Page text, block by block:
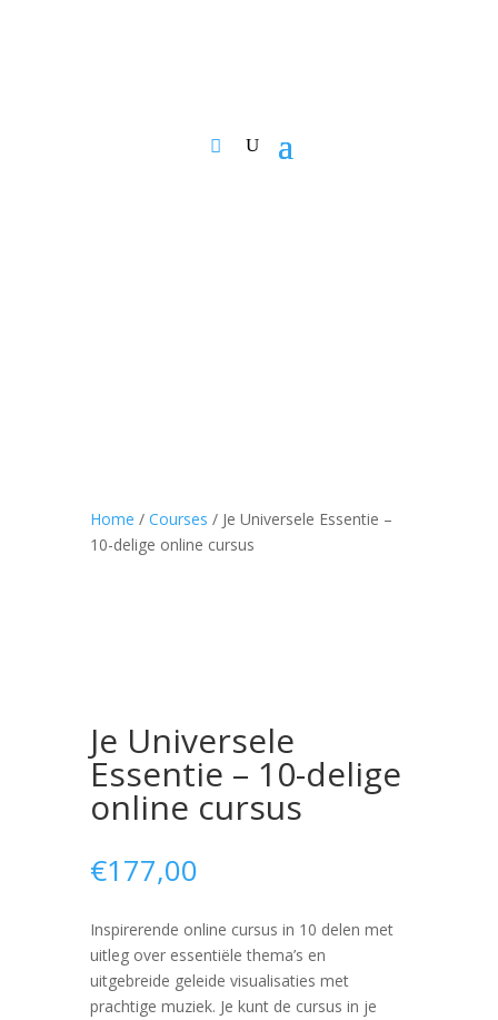
Home / Courses / Je Universele Essentie –
10-delige online cursus
Je Universele
Essentie – 10-delige
online cursus
€177,00
Inspirerende online cursus in 10 delen met
uitleg over essentiële thema’s en
uitgebreide geleide visualisaties met
prachtige muziek. Je kunt de cursus in je